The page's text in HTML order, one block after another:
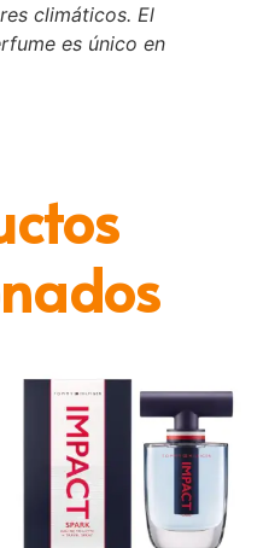
climáticos. El
es único en